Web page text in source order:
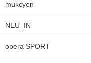
mukcyen
NEU_IN
opera SPORT